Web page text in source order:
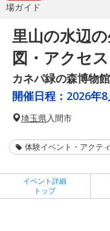
場ガイド
里山の水辺
図・アクセス
カネパ緑の森博物館
開催日程： 2026年
埼玉県 入間市
体験イベント・アクテ
イベント詳細
トップ